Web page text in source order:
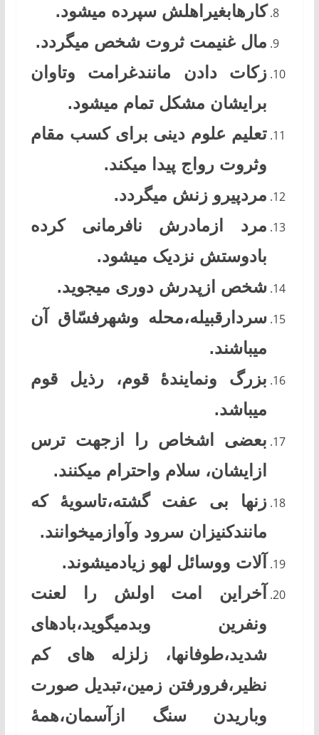
کارهابغیراهلش سپرده میشود.
مال غنیمت ثروت شخص میگردد.
زکات دادن مانندغرامت وتاوان
برایشان مشکل تمام میشود.
تعلیم علوم دینی برای کسب مقام
وثروت رواج پیدا میکند.
مردپیرو زنش میگردد.
مرد ازمادرش نافرمانی کرده
بادوستش نزدیک میشود.
شخص ازپدرش دوری میجوید.
سردارقبیله،محله وشهرفسّاق آن
میباشند.
بزرگ ونمایندۀ قوم، رذیل قوم
میباشد.
بعضی اشخاص را ازجهت ترس
ازایشان، سلام واحترام میکنند.
زنها بی عفت گشته،تاسویۀ که
مانندکنیزان سرود وآوازمیخوانند.
آلات ووسائل لهو زیادمیشوند.
آخراین امت اولش را لعنت
ونفرین وبدمیگوید،بادهای
شدید،طوفانها، زلزله های کم
نظیر،فرورفتن زمین،تبدیل صورت
وباریدن سنگ ازآسمان،همۀ